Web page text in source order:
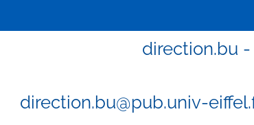
direction.bu
direction.bu@pub.univ-